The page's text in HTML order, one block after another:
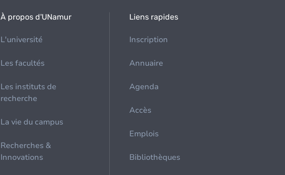
À propos d'UNamur
L'université
Les facultés
Les instituts de
recherche
La vie du campus
Recherches &
Innovations
Liens rapides
Inscription
Annuaire
Agenda
Accès
Emplois
Bibliothèques